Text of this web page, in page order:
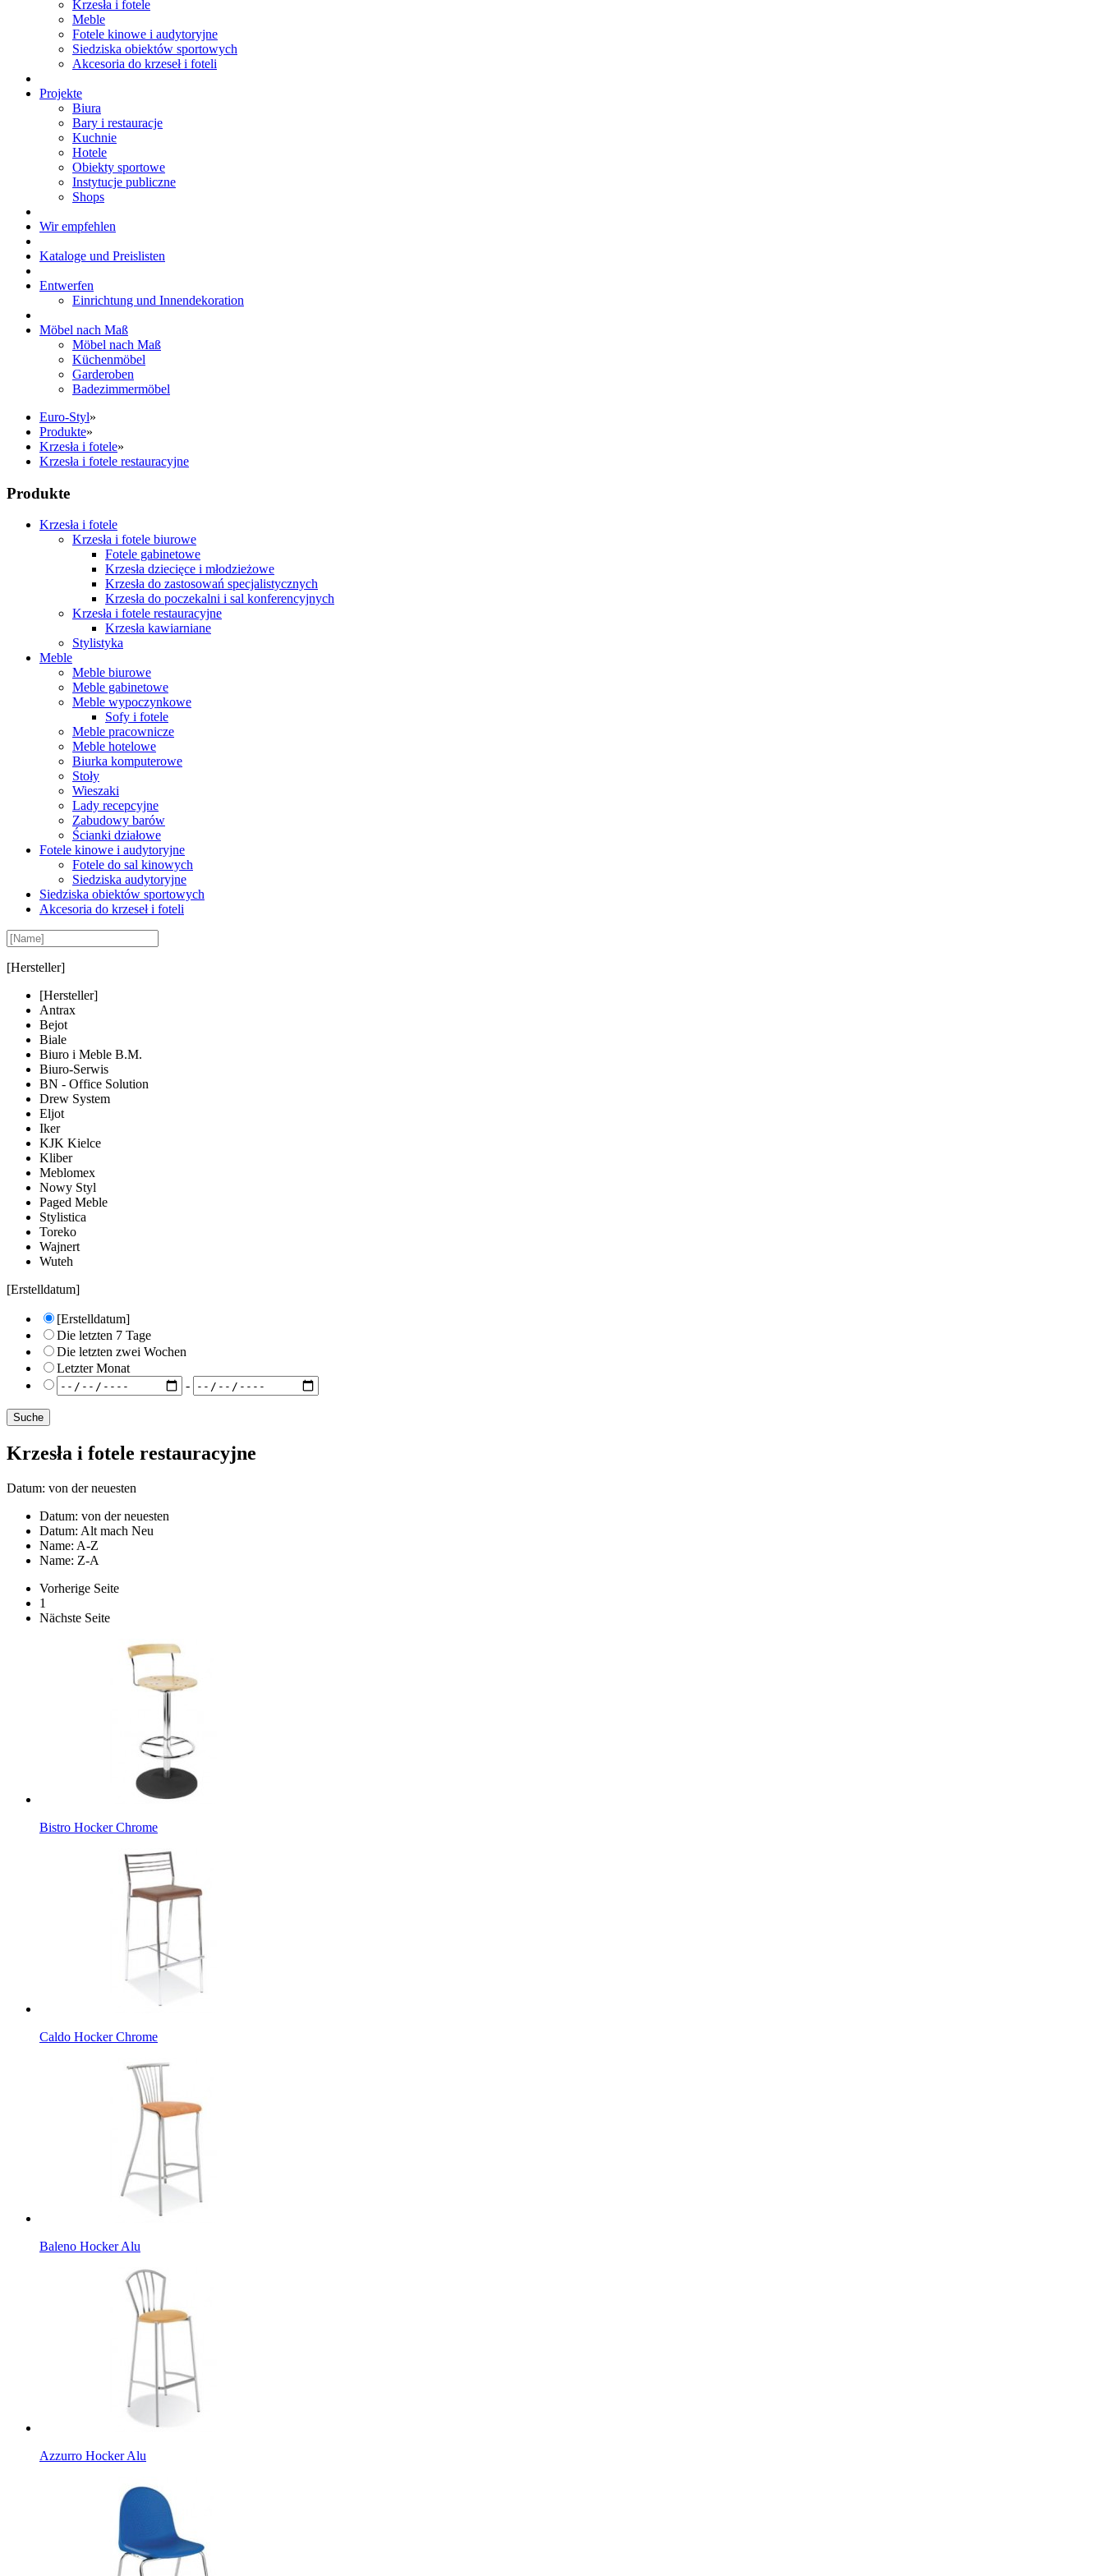
Krzesła i fotele
Meble
Fotele kinowe i audytoryjne
Siedziska obiektów sportowych
Akcesoria do krzeseł i foteli
Projekte
Biura
Bary i restauracje
Kuchnie
Hotele
Obiekty sportowe
Instytucje publiczne
Shops
Wir empfehlen
Kataloge und Preislisten
Entwerfen
Einrichtung und Innendekoration
Möbel nach Maß
Möbel nach Maß
Küchenmöbel
Garderoben
Badezimmermöbel
Euro-Styl»
Produkte»
Krzesła i fotele»
Krzesła i fotele restauracyjne
Produkte
Krzesła i fotele
Krzesła i fotele biurowe
Fotele gabinetowe
Krzesła dziecięce i młodzieżowe
Krzesła do zastosowań specjalistycznych
Krzesła do poczekalni i sal konferencyjnych
Krzesła i fotele restauracyjne
Krzesła kawiarniane
Stylistyka
Meble
Meble biurowe
Meble gabinetowe
Meble wypoczynkowe
Sofy i fotele
Meble pracownicze
Meble hotelowe
Biurka komputerowe
Stoły
Wieszaki
Lady recepcyjne
Zabudowy barów
Ścianki działowe
Fotele kinowe i audytoryjne
Fotele do sal kinowych
Siedziska audytoryjne
Siedziska obiektów sportowych
Akcesoria do krzeseł i foteli
[Hersteller]
[Hersteller]
Antrax
Bejot
Biale
Biuro i Meble B.M.
Biuro-Serwis
BN - Office Solution
Drew System
Eljot
Iker
KJK Kielce
Kliber
Meblomex
Nowy Styl
Paged Meble
Stylistica
Toreko
Wajnert
Wuteh
[Erstelldatum]
[Erstelldatum]
Die letzten 7 Tage
Die letzten zwei Wochen
Letzter Monat
-
Krzesła i fotele restauracyjne
Datum: von der neuesten
Datum: von der neuesten
Datum: Alt mach Neu
Name: A-Z
Name: Z-A
Vorherige Seite
1
Nächste Seite
Bistro Hocker Chrome
Caldo Hocker Chrome
Baleno Hocker Alu
Azzurro Hocker Alu